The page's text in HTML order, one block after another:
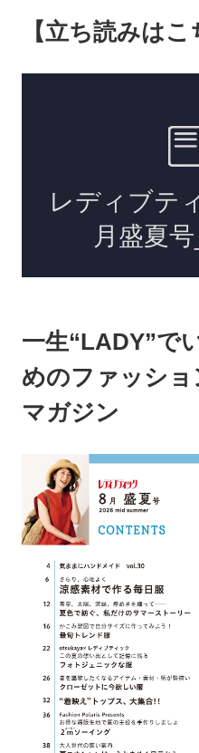
【立ち読みはこ
一生“LADY”で
めのファッシ
マガジン